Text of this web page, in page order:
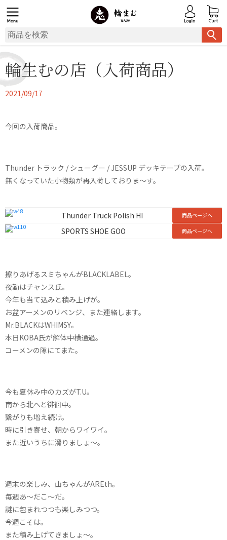
輪生むの店（入荷商品）
2021/09/17
今回の入荷商品。
Thunder トラック / シューグー / JESSUP デッキテープの入荷。
無くなっていた小物類が再入荷しておりま～す。
Thunder Truck Polish HI 商品ページへ
SPORTS SHOE GOO 商品ページへ
擦りあげるスミちゃんがBLACKLABEL。
夜勤はチャンス氏。
今年も当て込みと積み上げが。
お盆アーメンのリベンジ、また連絡します。
Mr.BLACKはWHIMSY。
本日KOBA氏が解体中横通過。
コーメンの隙にてまた。
今も夏休み中のカズがT.U。
南から北へと徘徊中。
繋がりも増え続け。
時に引き寄せ、朝からワイワイ。
また近いうちに滑りましょ〜。
週末の楽しみ、山ちゃんがAREth。
毎週あ～だこ～だ。
謎に包まれつつも楽しみつつ。
今週こそは。
また積み上げてきましょ～。